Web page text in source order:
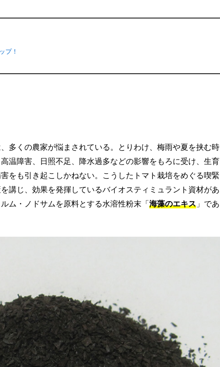
プ！
多くの農家が悩まされている。とりわけ、梅雨や夏を挟む時
温障害、日照不足、降水過多などの影響をもろに受け、生育
をも引き起こしかねない。こうしたトマト栽培をめぐる喫緊
講じ、効果を発揮しているバイオスティミュラント資材があ
ム・ノドサムを原料とする水溶性粉末「海藻のエキス 」であ